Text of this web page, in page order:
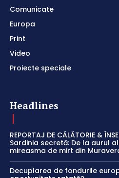
Comunicate
Europa
Print
Video
Proiecte speciale
Headlines
REPORTAJ DE CĂLĂTORIE &
Sardinia secretă: De la aurul
mireasma de mirt din
Decuplarea de fondurile